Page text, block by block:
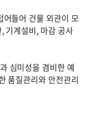
들어 건물 외관이 모
기계설비, 마감 공사
심미성을 겸비한 예
품질관리와 안전관리